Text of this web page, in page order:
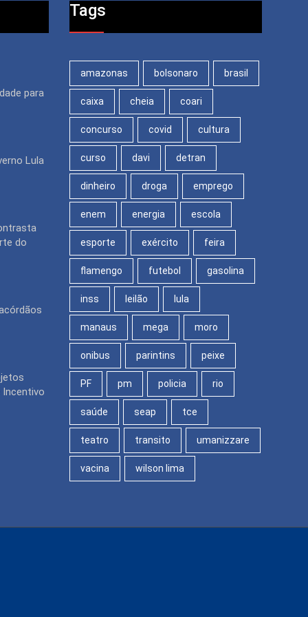
para
Lula
do
Incentivo
Tags
amazonas bolsonaro brasil
caixa cheia coari
concurso covid cultura
curso davi detran
dinheiro droga emprego
enem energia escola
esporte exército feira
flamengo futebol gasolina
inss leilão lula
manaus mega moro
onibus parintins peixe
PF pm policia rio
saúde seap tce
teatro transito umanizzare
vacina wilson lima